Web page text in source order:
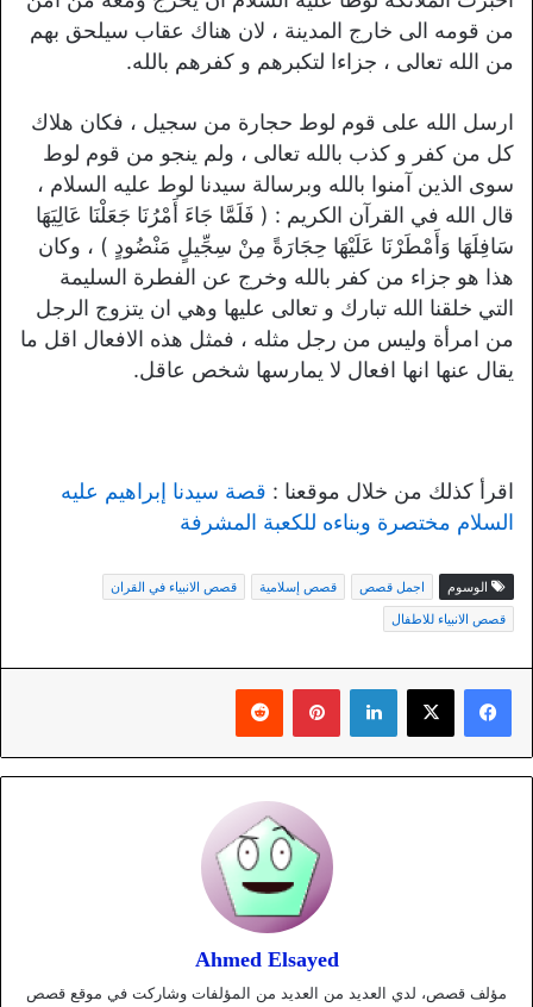
من قومه الى خارج المدينة ، لان هناك عقاب سيلحق بهم
من الله تعالى ، جزاءا لتكبرهم و كفرهم بالله.
ارسل الله على قوم لوط حجارة من سجيل ، فكان هلاك
كل من كفر و كذب بالله تعالى ، ولم ينجو من قوم لوط
سوى الذين آمنوا بالله وبرسالة سيدنا لوط عليه السلام ،
قال الله في القرآن الكريم : ( فَلَمَّا جَاءَ أَمْرُنَا جَعَلْنَا عَالِيَهَا
سَافِلَهَا وَأَمْطَرْنَا عَلَيْهَا حِجَارَةً مِنْ سِجِّيلٍ مَنْضُودٍ ) ، وكان
هذا هو جزاء من كفر بالله وخرج عن الفطرة السليمة
التي خلقنا الله تبارك و تعالى عليها وهي ان يتزوج الرجل
من امرأة وليس من رجل مثله ، فمثل هذه الافعال اقل ما
يقال عنها انها افعال لا يمارسها شخص عاقل.
اقرأ كذلك من خلال موقعنا : قصة سيدنا إبراهيم عليه
السلام مختصرة وبناءه للكعبة المشرفة
الوسوم اجمل قصص قصص إسلامية
قصص الانبياء في القران
قصص الانبياء للاطفال
لينكدإن بينتيريست
Ahmed Elsayed
مؤلف قصص، لدي العديد من العديد من المؤلفات وشاركت في موقع قصص